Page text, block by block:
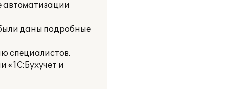
автоматизации
даны подробные
специалистов.
«1С:Бухучет и